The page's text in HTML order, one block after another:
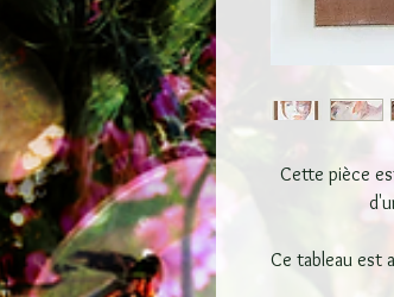
Cette pièce
Ce tableau est